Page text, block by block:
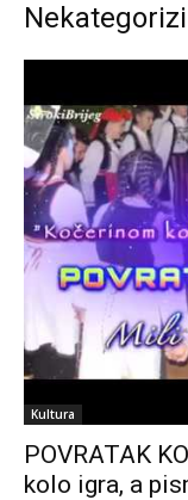
Kultura
POVRATAK
kolo igra, a